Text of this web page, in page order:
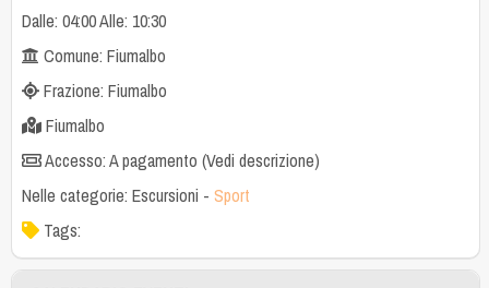
Dalle: 04:00 Alle: 10:30
Comune: Fiumalbo
Frazione: Fiumalbo
Fiumalbo
Accesso: A pagamento (Vedi descrizione)
Nelle categorie: Escursioni - Sport
Tags: